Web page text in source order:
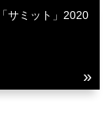
サミット」2020